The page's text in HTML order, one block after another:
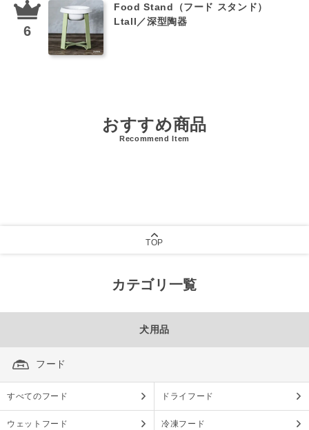
Food Stand（フード スタンド）
Ltall／深型陶器
おすすめ商品
Recommend Item
TOP
カテゴリ一覧
犬用品
フード
すべてのフード ドライフード
ウェットフード 冷凍フード